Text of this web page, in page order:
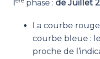
phase : de Juillet
La courbe
courbe bleue :
proche de